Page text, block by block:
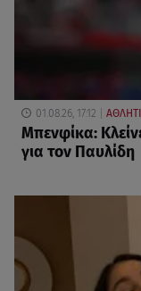
01.08.26, 17:12
Μπενφίκα:
για τον Παυλίδη